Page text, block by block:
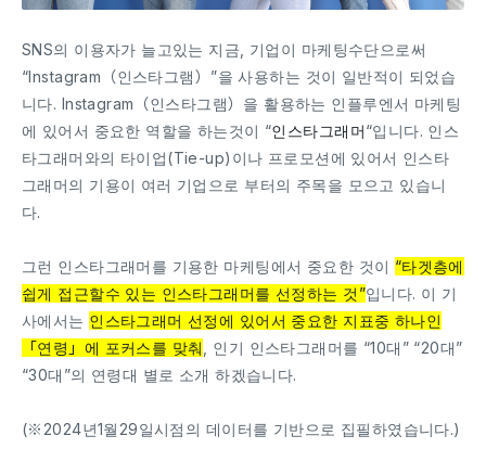
SNS의 이용자가 늘고있는 지금, 기업이 마케팅수단으로써
“Instagram（인스타그램）”을 사용하는 것이 일반적이 되었습
니다. Instagram（인스타그램）을 활용하는 인플루엔서 마케팅
에 있어서 중요한 역할을 하는것이 “인스타그래머“입니다. 인스
타그래머와의 타이업(Tie-up)이나 프로모션에 있어서 인스타
그래머의 기용이 여러 기업으로 부터의 주목을 모으고 있습니
다.
그런 인스타그래머를 기용한 마케팅에서 중요한 것이 “타겟층에
쉽게 접근할수 있는 인스타그래머를 선정하는 것”입니다. 이 기
사에서는 인스타그래머 선정에 있어서 중요한 지표중 하나인
「연령」에 포커스를 맞춰
, 인기 인스타그래머를 “10대” “20대”
“30대”의 연령대 별로 소개 하겠습니다.
(※2024년1월29일시점의 데이터를 기반으로 집필하였습니다.)